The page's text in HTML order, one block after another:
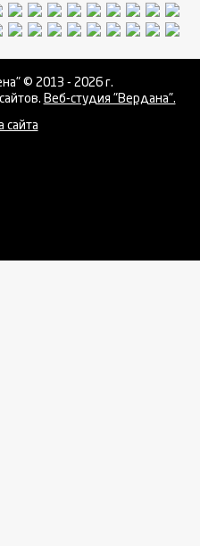
© 2013 - 2026 г.
Веб-студия "Вердана".
сайта